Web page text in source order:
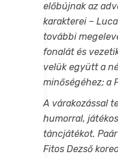
előbújnak az
karakterei –
további
fonalát és
velük együtt a
minőségéhez; a
A várakozással
humorral,
táncjátékot.
Fitos Dezső